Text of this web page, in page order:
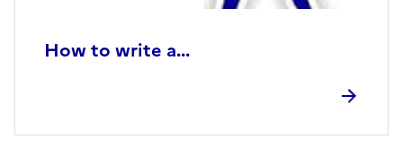
How to write a...